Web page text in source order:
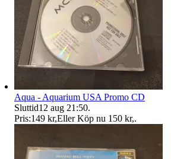
Aqua - Aquarium USA Promo CD
Sluttid12 aug 21:50.
Pris:149 kr,Eller Köp nu 150 kr,.